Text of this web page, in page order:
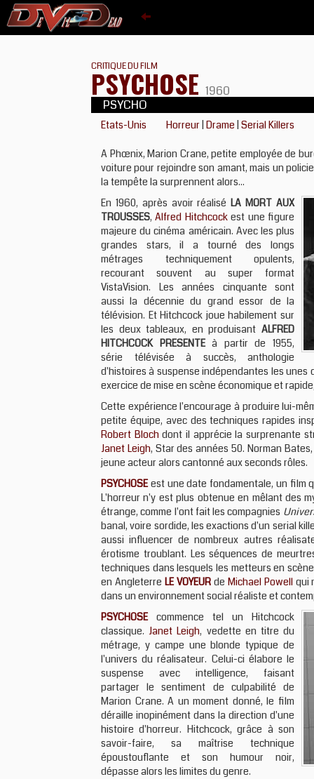
CRITIQUE DU FILM
PSYCHOSE 1960
PSYCHO
Etats-Unis Horreur Drame Serial Killers
A Phœnix, Marion Crane, petite employée de
voiture pour rejoindre son amant, mais un
la tempête la surprennent alors...
En 1960, après avoir réaliséLA MORT AUX
TROUSSES,Alfred Hitchcockest une figure
majeure du cinéma américain. Avec les plus
grandes stars, il a tourné des longs
métrages techniquement opulents,
recourant souvent au super format
VistaVision. Les années cinquante sont
aussi la décennie du grand essor de la
télévision. Et Hitchcock joue habilement sur
les deux tableaux, en produisant ALFRED
HITCHCOCK PRESENTEà partir de 1955,
série télévisée à succès, anthologie
d'histoires à suspense indépendantes les
exercice de mise en scène économique et
Cette expérience l'encourage à produire lui-
petite équipe, avec des techniques rapides
Robert Bloch dont il apprécie la surprenante
Janet Leigh, Star des années 50. Norman
jeune acteur alors cantonné aux seconds rôles.
PSYCHOSEest une date fondamentale, un film
L'horreur n'y est plus obtenue en mêlant des
étrange, comme l'ont fait les compagnies
banal, voire sordide, les exactions d'un serial
aussi influencer de nombreux autres
érotisme troublant. Les séquences de
techniques dans lesquels les metteurs en
en Angleterre LE VOYEURde Michael Powellqui
dans un environnement social réaliste et
PSYCHOSEcommence tel un Hitchcock
classique.Janet Leigh, vedette en titre du
métrage, y campe une blonde typique de
l'univers du réalisateur. Celui-ci élabore le
suspense avec intelligence, faisant
partager le sentiment de culpabilité de
Marion Crane. A un moment donné, le film
déraille inopinément dans la direction d'une
histoire d'horreur. Hitchcock, grâce à son
savoir-faire, sa maîtrise technique
époustouflante et son humour noir,
dépasse alors les limites du genre.